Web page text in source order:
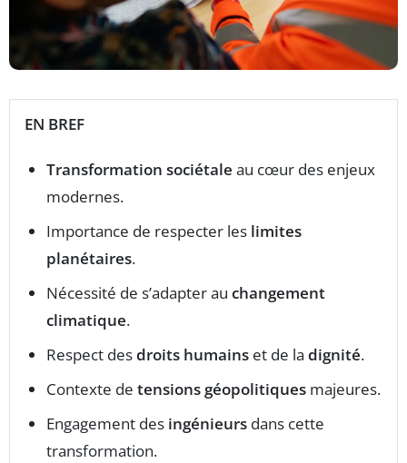
EN BREF
Transformation sociétale au cœur des enjeux
modernes.
Importance de respecter les limites
planétaires.
Nécessité de s’adapter au changement
climatique.
Respect desdroits humains et de la dignité.
Contexte de tensions géopolitiques majeures.
Engagement des ingénieurs dans cette
transformation.